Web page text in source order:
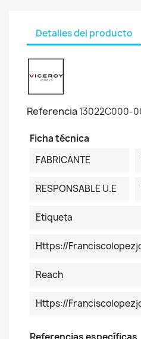
Detalles del producto
Referencia13022C000-
Ficha técnica
FABRICANTE
RESPONSABLE U.E
Etiqueta
Https://
Reach
Https://